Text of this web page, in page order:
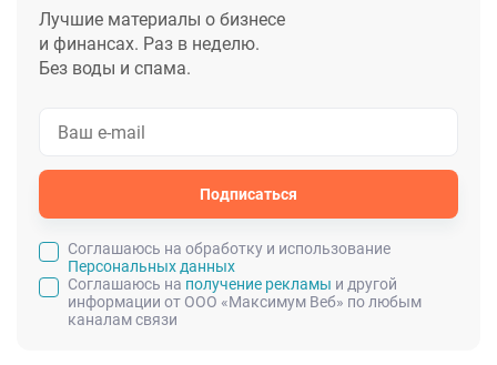
Лучшие материалы о бизнесе
и финансах. Раз в неделю.
Без воды и спама.
Подписаться
Cоглашаюсь на обработку и использование
Персональных данных
Соглашаюсь на получение рекламы и другой
информации от ООО «Максимум Веб» по любым
каналам связи